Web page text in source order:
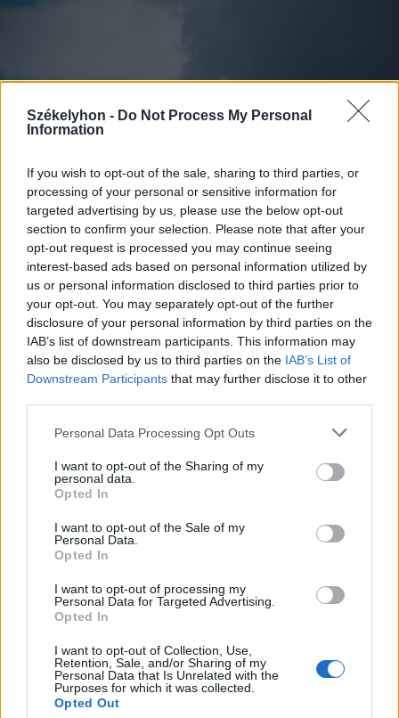
Székelyhon - Do Not Process My Personal
Information
If you wish to opt-out of the sale, sharing to third parties, or
processing of your personal or sensitive information for
targeted advertising by us, please use the below opt-out
section to confirm your selection. Please note that after your
opt-out request is processed you may continue seeing
interest-based ads based on personal information utilized by
us or personal information disclosed to third parties prior to
your opt-out. You may separately opt-out of the further
disclosure of your personal information by third parties on the
IAB’s list of downstream participants. This information may
also be disclosed by us to third parties on the IAB’s List of
Downstream Participants that may further disclose it to other
Personal Data Processing Opt Outs
I want to opt-out of the Sharing of my
personal data.
Opted In
I want to opt-out of the Sale of my
Personal Data.
Opted In
I want to opt-out of processing my
Personal Data for Targeted Advertising.
Opted In
I want to opt-out of Collection, Use,
Retention, Sale, and/or Sharing of my
Personal Data that Is Unrelated with the
Purposes for which it was collected.
Opted Out
2026. augusztus 07., péntek
Viharokra figyelmeztetnek Csík- és
Udvarhelyszéken
2026. augusztus 07., péntek